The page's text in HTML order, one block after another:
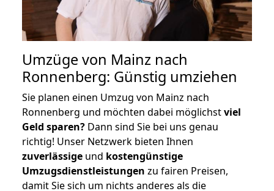
Umzüge von Mainz nach
Ronnenberg: Günstig umziehen
Sie planen einen Umzug von Mainz nach
Ronnenberg und möchten dabei möglichstviel
Geld sparen? Dann sind Sie bei uns genau
richtig! Unser Netzwerk bieten Ihnen
zuverlässige und kostengünstige
Umzugsdienstleistungen zu fairen Preisen,
damit Sie sich um nichts anderes als die